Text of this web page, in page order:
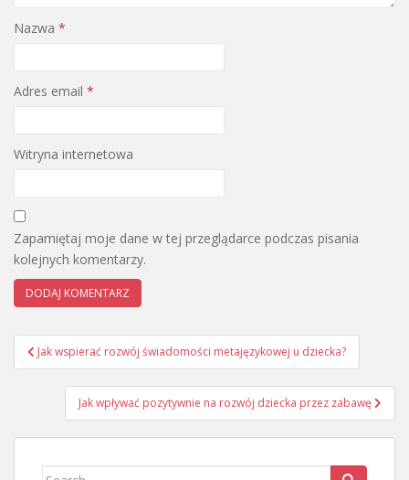
Nazwa *
Adres email *
Witryna internetowa
Zapamiętaj moje dane w tej przeglądarce podczas pisania
kolejnych komentarzy.
Nawigacja
wpisu
Jak wspierać rozwój świadomości metajęzykowej u dziecka?
Jak wpływać pozytywnie na rozwój dziecka przez zabawę
Search